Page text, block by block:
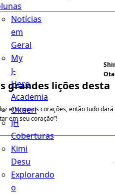
Notícias
em
Geral
My
J-
Hero
Academia
Okaeri
JH
Coberturas
Kimi
Desu
Explorando
o
grandes lições desta
em nossos corações, então tudo dará
em seu coração”!